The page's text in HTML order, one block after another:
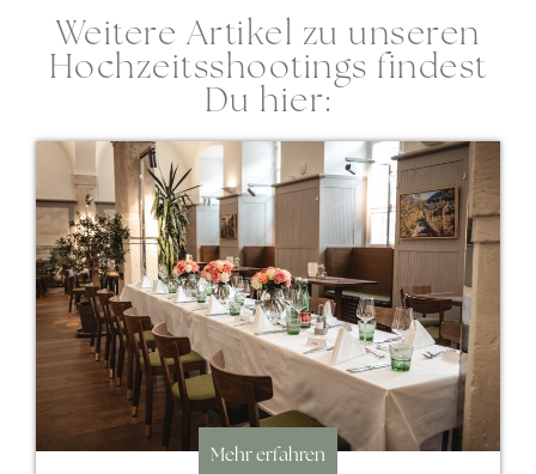
Weitere Artikel zu unseren
Hochzeitsshootings findest
Du hier:
Mehr erfahren